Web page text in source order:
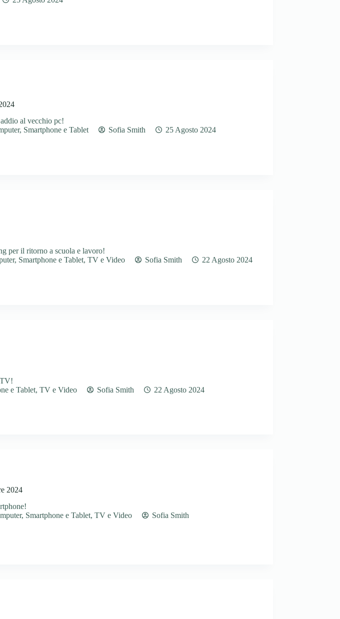
al vecchio pc!
, Smartphone e Tablet Sofia Smith 25 Agosto 2024
per il ritorno a scuola e lavoro!
, Smartphone e Tablet, TV e Video Sofia Smith 22 Agosto 2024
e Tablet, TV e Video Sofia Smith 22 Agosto 2024
2024
, Smartphone e Tablet, TV e Video
Sofia Smith